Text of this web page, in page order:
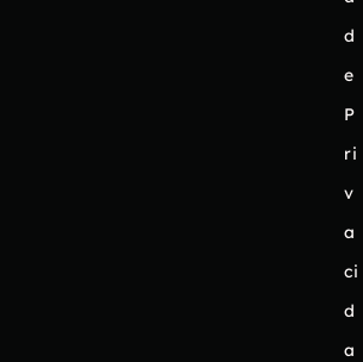
d
e
P
ri
v
a
ci
d
a